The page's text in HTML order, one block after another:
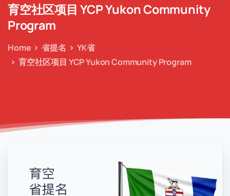
育空社区项目 YCPYukonCommunity
Program
Home 省提名
YK省
育空社区项目 YCP Yukon Community Program